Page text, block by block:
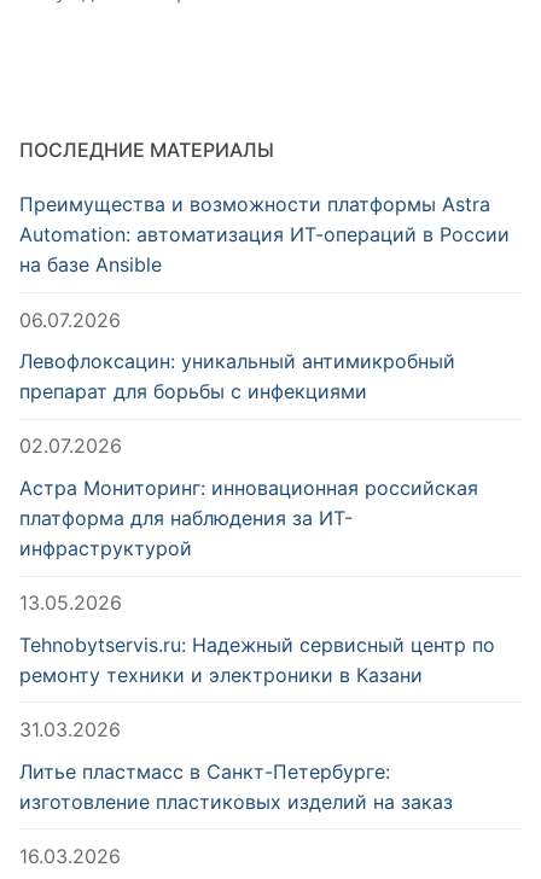
ПОСЛЕДНИЕ МАТЕРИАЛЫ
Преимущества и возможности платформы Astra
Automation: автоматизация ИТ-операций в России
на базе Ansible
06.07.2026
Левофлоксацин: уникальный антимикробный
препарат для борьбы с инфекциями
02.07.2026
Астра Мониторинг: инновационная российская
платформа для наблюдения за ИТ-
инфраструктурой
13.05.2026
Tehnobytservis.ru: Надежный сервисный центр по
ремонту техники и электроники в Казани
31.03.2026
Литье пластмасс в Санкт-Петербурге:
изготовление пластиковых изделий на заказ
16.03.2026